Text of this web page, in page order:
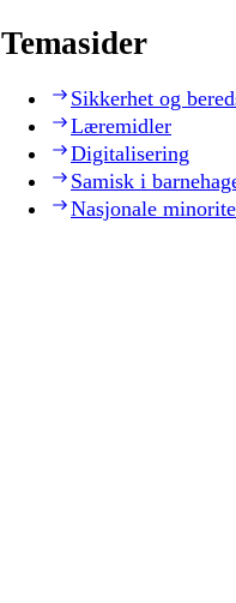
Temasider
Sikkerhet og
Læremidler
Digitalisering
Samisk i
Nasjonale